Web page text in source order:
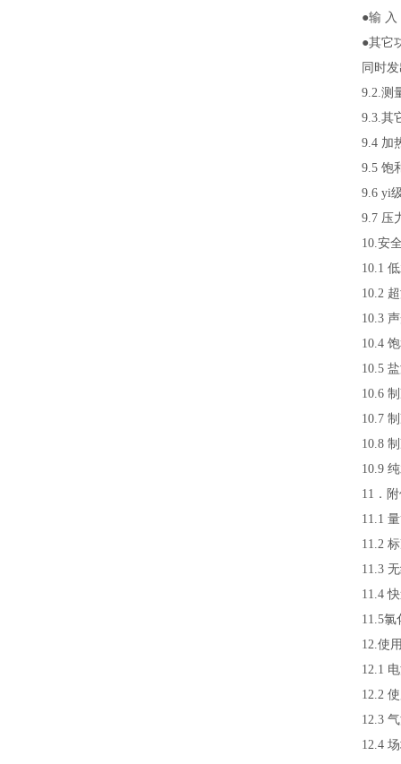
●输 入
●其它
同时
9.2.测
9.3.其
9.4 加
9.5 饱
9.6 yi
9.7 压
10.安
10.1
10.2
10.3
10.4
10.5
10.6
10.7
10.8
10.9
11．
11.1
11.2
11.3
11.4
11.5氯
12.使
12.1
12.2
12.3
12.4